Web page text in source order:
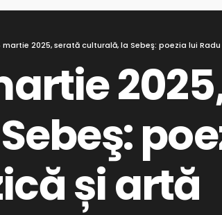
martie 2025, serată culturală, la Sebeş: poezia lui
și artă